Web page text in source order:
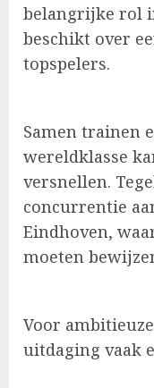
belangrijke rol
beschikt over
topspelers.
Samen trainen
wereldklasse
versnellen.
concurrentie
Eindhoven,
moeten
Voor
uitdaging vaak